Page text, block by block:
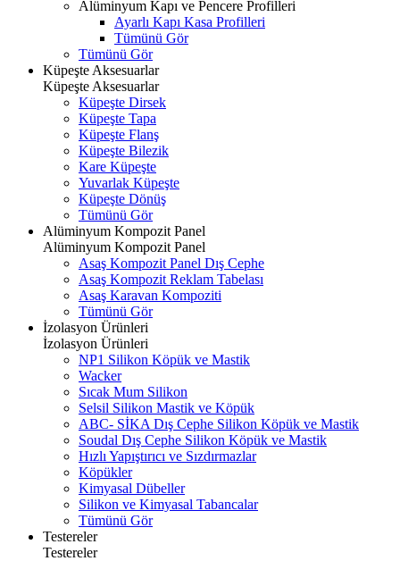
Alüminyum Kapı ve Pencere Profilleri
Ayarlı Kapı Kasa Profilleri
Tümünü Gör
Tümünü Gör
Küpeşte Aksesuarlar
Küpeşte Aksesuarlar
Küpeşte Dirsek
Küpeşte Tapa
Küpeşte Flanş
Küpeşte Bilezik
Kare Küpeşte
Yuvarlak Küpeşte
Küpeşte Dönüş
Tümünü Gör
Alüminyum Kompozit Panel
Alüminyum Kompozit Panel
Asaş Kompozit Panel Dış Cephe
Asaş Kompozit Reklam Tabelası
Asaş Karavan Kompoziti
Tümünü Gör
İzolasyon Ürünleri
İzolasyon Ürünleri
NP1 Silikon Köpük ve Mastik
Wacker
Sıcak Mum Silikon
Selsil Silikon Mastik ve Köpük
ABC- SİKA Dış Cephe Silikon Köpük ve Mastik
Soudal Dış Cephe Silikon Köpük ve Mastik
Hızlı Yapıştırıcı ve Sızdırmazlar
Köpükler
Kimyasal Dübeller
Silikon ve Kimyasal Tabancalar
Tümünü Gör
Testereler
Testereler